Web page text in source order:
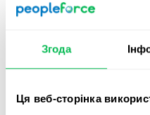
Згода
Ця веб-сторінка
забезпечення
інциденти безпеки;
Забезпечення